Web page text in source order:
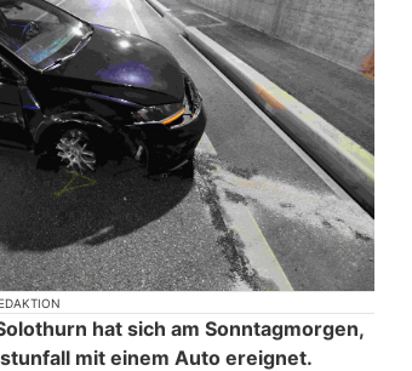
hat sich am Sonntagmorgen,
mit einem Auto ereignet.